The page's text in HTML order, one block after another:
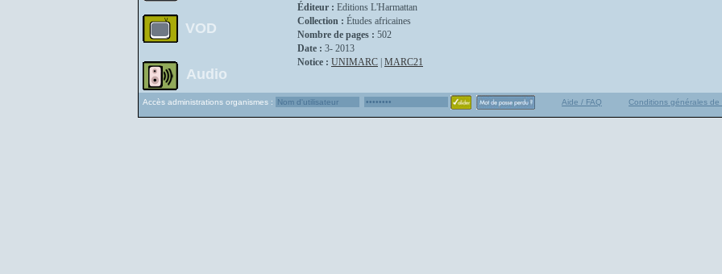
VOD
Audio
Éditeur : Editions L'Harmattan
Collection : Études africaines
Nombre de pages : 502
Date : 3- 2013
Notice : UNIMARC MARC21
Accès administrations organismes : Aide / FAQ Conditions générales de